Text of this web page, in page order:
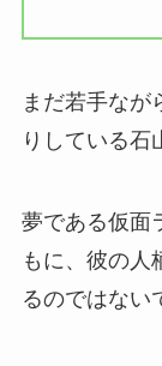
まだ若手なが
りしている石
夢である仮面
もに、彼の人
るのではない